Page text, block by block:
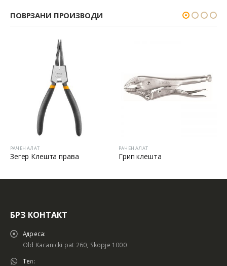
ПОВРЗАНИ ПРОИЗВОДИ
РАЧЕН АЛАТ
Зегер Клешта права
РАЧЕН АЛАТ
Грип клешта
БРЗ КОНТАКТ
Адреса:
Old Kacanicki pat 260, Skopje 1000
Тел: